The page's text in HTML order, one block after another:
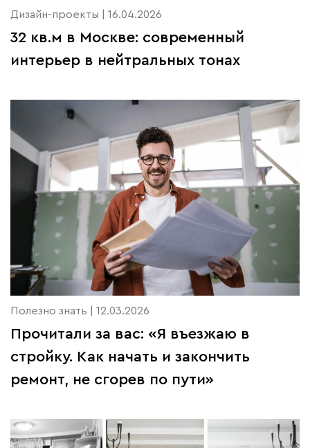
Дизайн-проекты | 16.04.2026
32 кв.м в Москве: современный
интерьер в нейтральных тонах
Полезно знать | 12.03.2026
Прочитали за вас: «Я въезжаю в
стройку. Как начать и закончить
ремонт, не сгорев по пути»